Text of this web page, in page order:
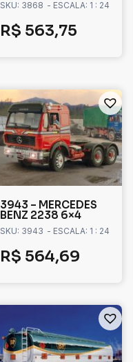
SKU: 3868 - ESCALA: 1 : 24
R$ 563,75
3943 – MERCEDES
BENZ 2238 6×4
SKU: 3943 - ESCALA: 1 : 24
R$ 564,69